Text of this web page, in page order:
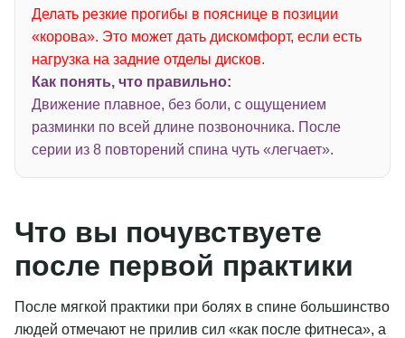
Делать резкие прогибы в пояснице в позиции
«корова». Это может дать дискомфорт, если есть
нагрузка на задние отделы дисков.
Как понять, что правильно:
Движение плавное, без боли, с ощущением
разминки по всей длине позвоночника. После
серии из 8 повторений спина чуть «легчает».
Что вы почувствуете
после первой практики
После мягкой практики при болях в спине большинство
людей отмечают не прилив сил «как после фитнеса», а